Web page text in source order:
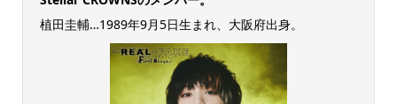
植田圭輔…1989年9月5日生まれ、大阪府出身。